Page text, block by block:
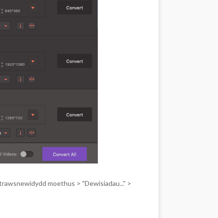
moethus > "Dewisiadau..." >